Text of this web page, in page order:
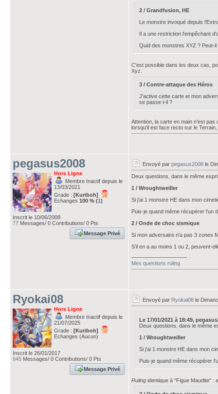
2 / Grandfusion, HE
Le monstre invoqué depuis
Il a une restriction l'empêchant
Quid des monstres XYZ ? Peut-
C'est possible dans les deux cas,
Xyz.
3 / Contre-attaque des Héros
J'active cette carte et mon
se passe t-il ?
Attention, la carte en main n'est
lorsqu'il est face recto sur le
pegasus2008
Hors Ligne
Membre Inactif depuis le
13/03/2021
Grade : [Kuriboh]
Echanges 100 % (1)
Inscrit le 10/06/2008
77 Messages/ 0 Contributions/ 0 Pts
Message Privé
Envoyé par pegasus2008 le
Deux questions, dans le même
1 / Wroughtweiller
Si j'ai 1 monstre HE dans mon
Puis-je quand même récupérer l'un
2 / Onde de choc sismique
Si mon adversaire n'a pas 3 zones
S'il en a au moins 1 ou 2, peuvent-
Mes questions ruling
Ryokai08
Hors Ligne
Membre Inactif depuis le
21/07/2025
Grade : [Kuriboh]
Echanges (Aucun)
Inscrit le 26/01/2017
645 Messages/ 0 Contributions/ 0 Pts
Message Privé
Envoyé par Ryokai08 le
Le 17/01/2021 à 18:49,
Deux questions, dans le même
1 / Wroughtweiller
Si j'ai 1 monstre HE dans mon
Puis-je quand même récupérer
Ruling identique à "Figue Maudite" :